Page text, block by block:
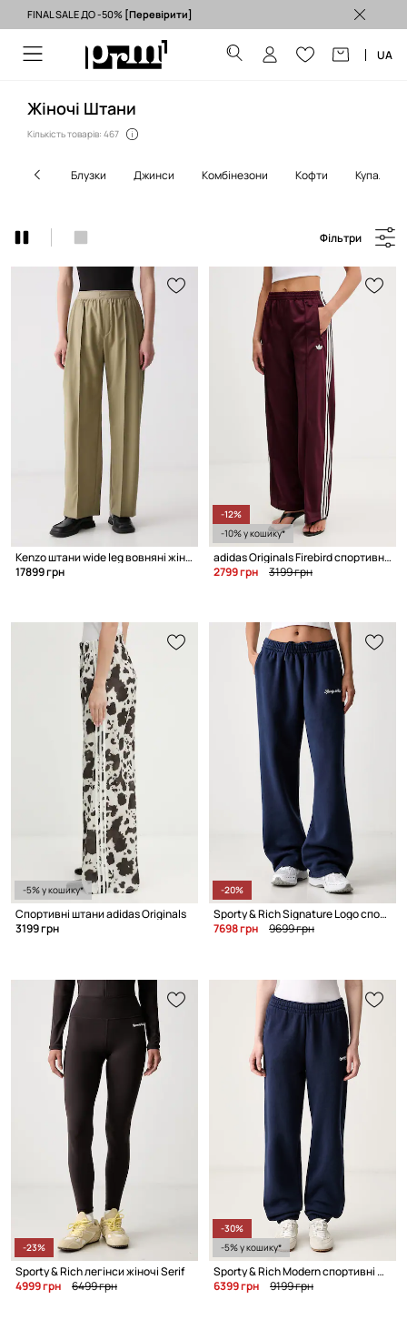
Безкоштовна доставка з ЄС (від 3500 грн) >
FINAL SALE ДО -50% [Перевірити]
UA
Жіночі Штани
Кількість товарів: 467
блузки джинси комбінезони кофти
Фільтри
Kenzo штани wide leg вовняні жіночі
17899 грн
-12%
-10% у кошику*
adidas Originals Firebird спортивні штани жіночі
2799 грн
3199 грн
-5% у кошику*
Спортивні штани adidas Originals
3199 грн
-20%
Sporty & Rich Signature Logo спортивні штани бавовняні жіночі
7698 грн
9699 грн
-23%
Sporty & Rich легінси жіночі Serif
4999 грн
6499 грн
-30%
-5% у кошику*
Sporty & Rich Modern спортивні штани бавовняні
6399 грн
9199 грн